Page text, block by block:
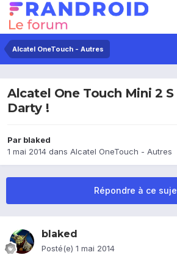
Alcatel OneTouch - Autres
Alcatel One Touch Mini 2
Darty !
Par blaked
1 mai 2014 dans Alcatel OneTouch - Autres
Répondre à ce
blaked
Posté(e) 1 mai 2014